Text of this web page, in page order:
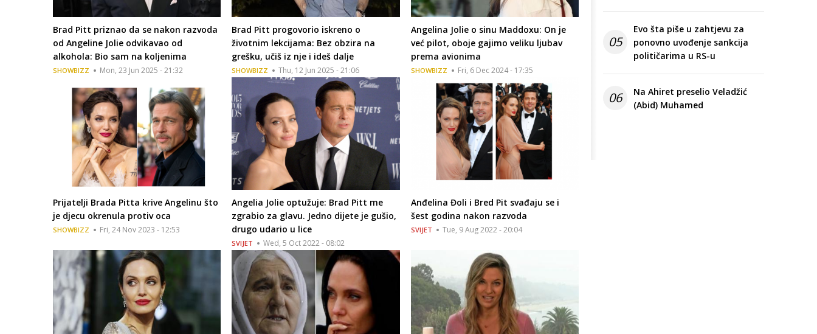
Brad Pitt priznao da se nakon razvoda
od Angeline Jolie odvikavao od
alkohola: Bio sam na koljenima
SHOWBIZZ Mon, 23 Jun 2025 - 21:32
Brad Pitt progovorio iskreno o
životnim lekcijama: Bez obzira na
grešku, učiš iz nje i ideš dalje
SHOWBIZZ Thu, 12 Jun 2025 - 21:06
Angelina Jolie o sinu Maddoxu: On je
već pilot, oboje gajimo veliku ljubav
prema avionima
SHOWBIZZ Fri, 6 Dec 2024 - 17:35
Prijatelji Brada Pitta krive Angelinu što
je djecu okrenula protiv oca
SHOWBIZZ Fri, 24 Nov 2023 - 12:53
Angelia Jolie optužuje: Brad Pitt me
zgrabio za glavu. Jedno dijete je gušio,
drugo udario u lice
SVIJET Wed, 5 Oct 2022 - 08:02
Anđelina Đoli i Bred Pit svađaju se i
šest godina nakon razvoda
SVIJET Tue, 9 Aug 2022 - 20:04
05
Evo šta piše u zahtjevu za
ponovno uvođenje sankcija
političarima u RS-u
06
Na Ahiret preselio Veladžić
(Abid) Muhamed